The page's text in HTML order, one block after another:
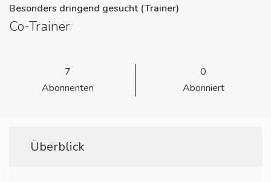
Besonders dringend gesucht (Trainer)
Co-Trainer
7
Abonnenten
0
Abonniert
Überblick